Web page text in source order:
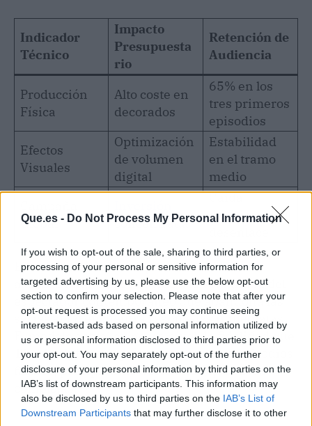
Que.es - Do Not Process My Personal Information
If you wish to opt-out of the sale, sharing to third parties, or
processing of your personal or sensitive information for
targeted advertising by us, please use the below opt-out
section to confirm your selection. Please note that after your
opt-out request is processed you may continue seeing
interest-based ads based on personal information utilized by
us or personal information disclosed to third parties prior to
your opt-out. You may separately opt-out of the further
disclosure of your personal information by third parties on the
IAB’s list of downstream participants. This information may
also be disclosed by us to third parties on the IAB’s List of
Downstream Participants that may further disclose it to other
Indicador
Técnico
Impacto
Presupuesta
rio
Retención de
Audiencia
Producción
Física
Alto coste en
decorados
65% en los
tres primeros
episodios
Efectos
Visuales
Optimización
de volumen
digital
Estabilidad
en el tramo
medio
Global
concentrada
Caída
drástica en el
El coste final de la temporada encendió las
alarmas financieras debido a la volatilidad del
espectador contemporáneo que abandona las
series si no encuentra respuestas inmediatas.
El modelo actual exige un nivel de fidelidad que
The Acolyteno logró sostener en sus episodios
finales, precipitando decisiones ejecutivas
complejas.